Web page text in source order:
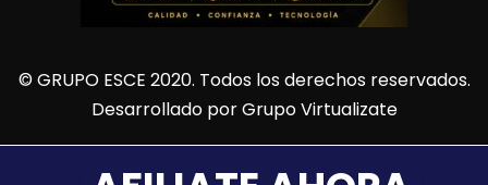
© GRUPO ESCE 2020. Todos los derechos reservados.
Desarrollado porGrupo Virtualizate